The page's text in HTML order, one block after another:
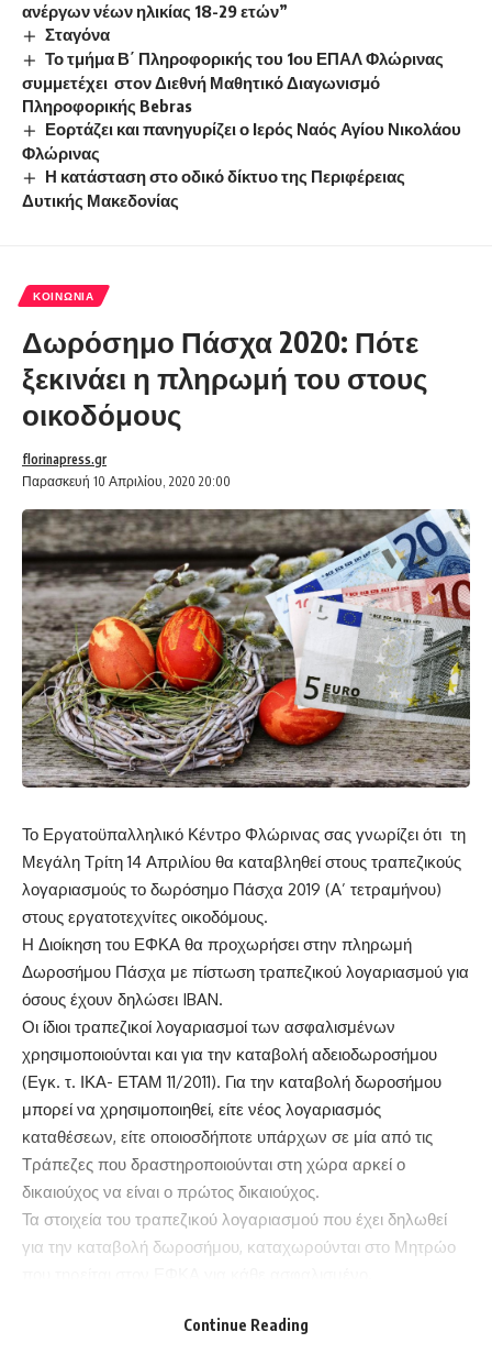
ανέργων νέων ηλικίας 18-29 ετών”
Σταγόνα
Το τμήμα Β΄ Πληροφορικής του 1ου ΕΠΑΛ Φλώρινας
συμμετέχει στον Διεθνή Μαθητικό Διαγωνισμό
Πληροφορικής Bebras
Εορτάζει και πανηγυρίζει ο Ιερός Ναός Αγίου Νικολάου
Φλώρινας
Η κατάσταση στο οδικό δίκτυο της Περιφέρειας
Δυτικής Μακεδονίας
ΚΟΙΝΩΝΊΑ
Δωρόσημο Πάσχα 2020: Πότε
ξεκινάει η πληρωμή του στους
οικοδόμους
Παρασκευή 10 Απριλίου, 2020 20:00
florinapress.gr
Το Εργατοϋπαλληλικό Κέντρο Φλώρινας σας γνωρίζει ότι τη
Μεγάλη Τρίτη 14 Απριλίου θα καταβληθεί στους τραπεζικούς
λογαριασμούς το δωρόσημο Πάσχα 2019 (Α’ τετραμήνου)
στους εργατοτεχνίτες οικοδόμους.
Η Διοίκηση του ΕΦΚΑ θα προχωρήσει στην πληρωμή
Δωροσήμου Πάσχα με πίστωση τραπεζικού λογαριασμού για
όσους έχουν δηλώσει IBAN.
Οι ίδιοι τραπεζικοί λογαριασμοί των ασφαλισμένων
χρησιμοποιούνται και για την καταβολή αδειοδωροσήμου
(Εγκ. τ. ΙΚΑ- ΕΤΑΜ 11/2011). Για την καταβολή δωροσήμου
μπορεί να χρησιμοποιηθεί, είτε νέος λογαριασμός
καταθέσεων, είτε οποιοσδήποτε υπάρχων σε μία από τις
Τράπεζες που δραστηροποιούνται στη χώρα αρκεί ο
δικαιούχος να είναι ο πρώτος δικαιούχος.
Τα στοιχεία του τραπεζικού λογαριασμού που έχει δηλωθεί
για την καταβολή δωροσήμου, καταχωρούνται στο Μητρώο
πληρωμής δωροσήμου, κάποιος δικαιούχος επιθυμεί να
Continue Reading